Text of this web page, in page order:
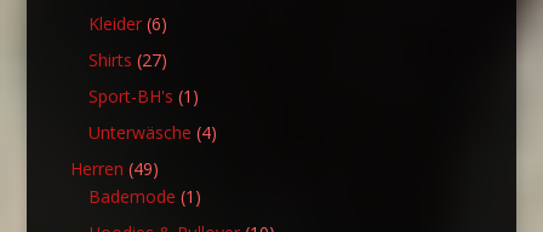
Produkt
Kleider 66
Produkte
Shirts 2727
Produkte
Sport-BH's 1 1
Produkt
Unterwäsche 44
Herren 4949
Produkte
Bademode 1 1
Produkt